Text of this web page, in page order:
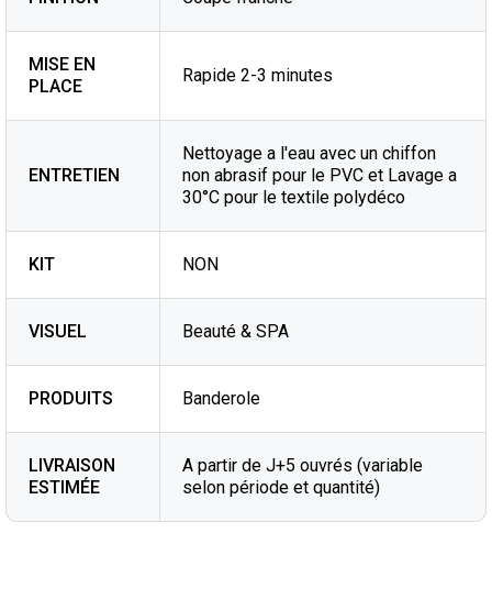
MISE EN
PLACE
Rapide 2-3 minutes
ENTRETIEN
Nettoyage a l'eau avec un chiffon
non abrasif pour le PVC et Lavage a
30°C pour le textile polydéco
KIT NON
VISUEL Beauté & SPA
PRODUITS Banderole
LIVRAISON
ESTIMÉE
A partir de J+5 ouvrés (variable
selon période et quantité)